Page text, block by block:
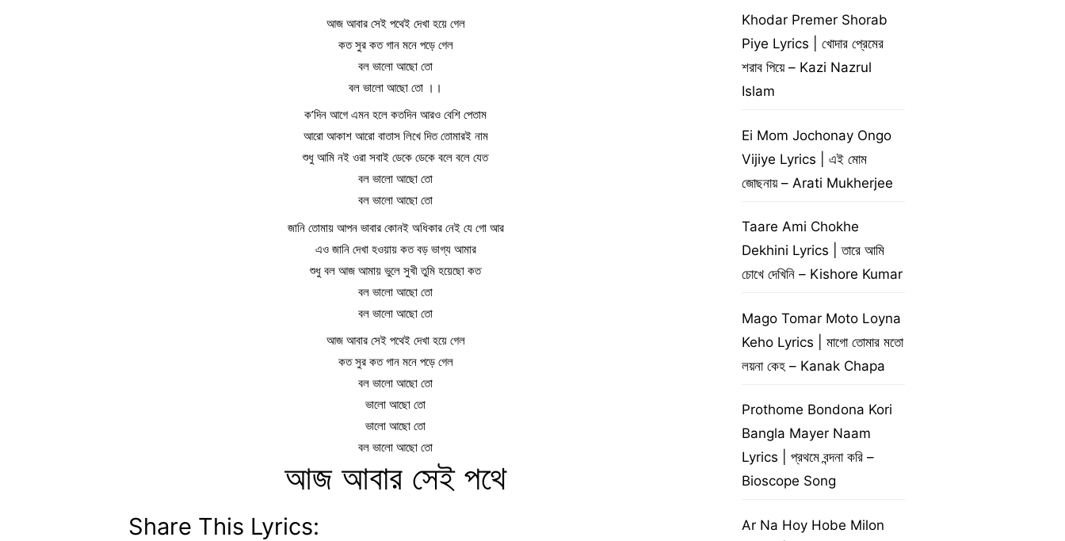
আজ আবার সেই পথেই দেখা হয়ে গেল
কত সুর কত গান মনে পড়ে গেল
বল ভালো আছো তো
বল ভালো আছো তো ।।
ক’দিন আগে এমন হলে কতদিন আরও বেশি পেতাম
আরো আকাশ আরো বাতাস লিখে দিত তোমারই নাম
শুধু আমি নই ওরা সবাই ডেকে ডেকে বলে বলে যেত
বল ভালো আছো তো
বল ভালো আছো তো
জানি তোমায় আপন ভাবার কোনই অধিকার নেই যে গো আর
এও জানি দেখা হওয়ায় কত বড় ভাগ্য আমার
শুধু বল আজ আমায় ভুলে সুখী তুমি হয়েছো কত
বল ভালো আছো তো
বল ভালো আছো তো
আজ আবার সেই পথেই দেখা হয়ে গেল
কত সুর কত গান মনে পড়ে গেল
বল ভালো আছো তো
ভালো আছো তো
ভালো আছো তো
বল ভালো আছো তো
আজ আবার সেই পথে
Share This Lyrics:
Khodar Premer Shorab
Piye Lyrics | খোদার প্রেমের
শরাব পিয়ে – Kazi Nazrul
Islam
Ei Mom Jochonay Ongo
Vijiye Lyrics | এই মোম
জোছনায় – Arati Mukherjee
Taare Ami Chokhe
Dekhini Lyrics | তারে আমি
চোখে দেখিনি – Kishore Kumar
Mago Tomar Moto Loyna
Keho Lyrics | মাগো তোমার মতো
লয়না কেহ – Kanak Chapa
Prothome Bondona Kori
Bangla Mayer Naam
Lyrics | প্রথমে বন্দনা করি –
Bioscope Song
Ar Na Hoy Hobe Milon